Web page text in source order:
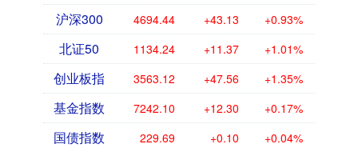
沪深300 4694.44 +43.13 +0.93%
北证50 1134.24 +11.37 +1.01%
创业板指 3563.12 +47.56 +1.35%
基金指数 7242.10 +12.30 +0.17%
国债指数 229.69 +0.10 +0.04%